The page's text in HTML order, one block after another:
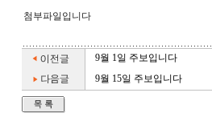
첨부파일입니다
9월 1일 주보입니다
9월 15일 주보입니다